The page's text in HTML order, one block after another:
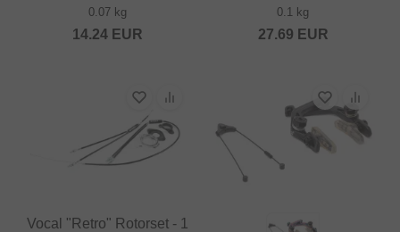
0.07 kg
14.24EUR
0.1 kg
27.69 EUR
Vocal "Retro" Rotorset - 1